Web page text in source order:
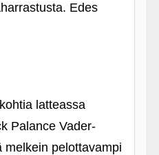
Edes
latteassa
Palance Vader-
melkein pelottavampi